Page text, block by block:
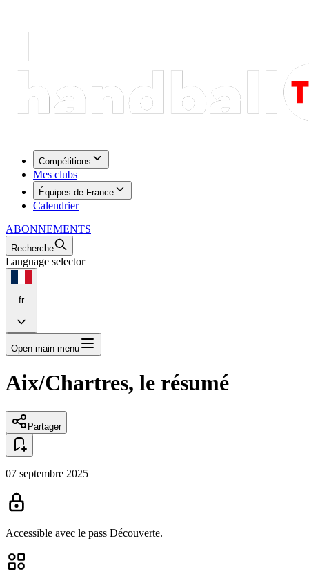
Compétitions
Mes clubs
Équipes de France
Calendrier
ABONNEMENTS
Recherche
Language selector
fr
Open main menu
Aix/Chartres, le résumé
Partager
07 septembre 2025
Accessible avec le pass Découverte.